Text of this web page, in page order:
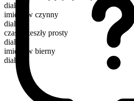
dials
imiesłów czynny
dialing
czas przeszły prosty
dialed
imiesłów bierny
dialed